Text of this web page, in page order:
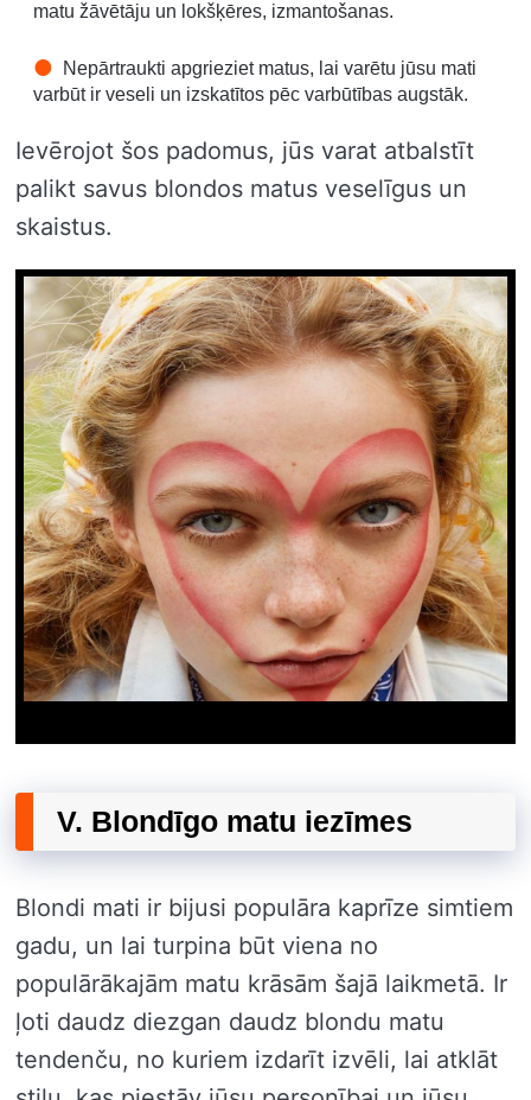
matu žāvētāju un lokšķēres, izmantošanas.
Nepārtraukti apgrieziet matus, lai varētu jūsu mati
varbūt ir veseli un izskatītos pēc varbūtības augstāk.
Ievērojot šos padomus, jūs varat atbalstīt
palikt savus blondos matus veselīgus un
skaistus.
V. Blondīgo matu iezīmes
Blondi mati ir bijusi populāra kaprīze simtiem
gadu, un lai turpina būt viena no
populārākajām matu krāsām šajā laikmetā. Ir
ļoti daudz diezgan daudz blondu matu
tendenču, no kuriem izdarīt izvēli, lai atklāt